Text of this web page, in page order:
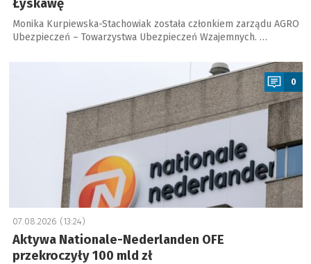
Łyskawę
Monika Kurpiewska-Stachowiak została członkiem zarządu AGRO
Ubezpieczeń – Towarzystwa Ubezpieczeń Wzajemnych. …
0
07.08.2026 (13:24)
Aktywa Nationale-Nederlanden OFE
przekroczyły 100 mld zł